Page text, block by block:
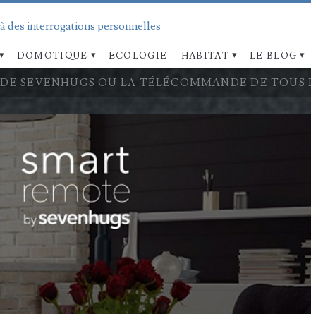
des interrogations personnelles
DOMOTIQUE ECOLOGIE HABITAT LE BLOG
SEVENHUGS OU LA TÉLÉCOMMANDE DE TOUS